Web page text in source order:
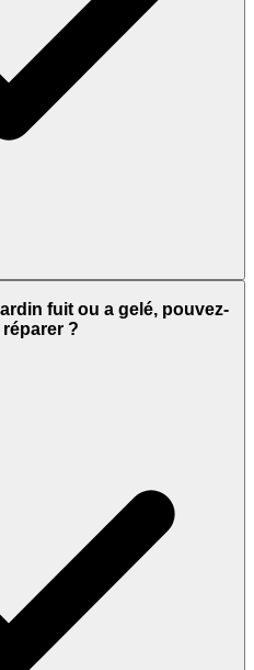
fuit ou a gelé, pouvez-
?